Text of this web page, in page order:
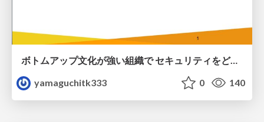
ボトムアップ文化が強い組織で セキュリティをどう根付かせていくかの現在進行形の話 / Making Security Stick in a Bottom-Up Organization
yamaguchitk333
0 140